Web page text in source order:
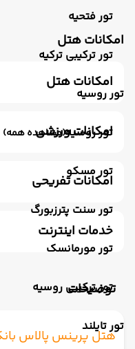
تور فتحیه
تور ترکیبی ترکیه
تور روسیه
تور روسیه(مشاهده همه)
تور مسکو
تور سنت پترزبورگ
تور مورمانسک
تور ترکیبی روسیه
تور تایلند
امکانات هتل
امکانات هتل
سرویس رایگان رفت و
خدمات 24 ساعته در اتاق
مینی بار رایگان
کافی شاپ فضای باز
یخچال
سرویس
ترانسفر فرودگاهی
امکانات ورزشی
امکانات تفریحی
سونا
خدمات اینترنت
اینترنت بیسیم رایگان
توضیحات
هتل پرینس پالاس